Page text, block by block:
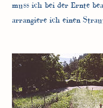
muss ich bei der Ernte
arrangiere ich einen